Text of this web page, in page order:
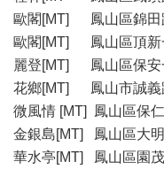
歐閣[MT] 鳳山區錦
歐閣[MT] 鳳山區頂新
麗登[MT] 鳳山區保
花鄉[MT] 鳳山市誠
微風情 [MT] 鳳山區
金銀島[MT] 鳳山區
華水亭[MT] 鳳山區